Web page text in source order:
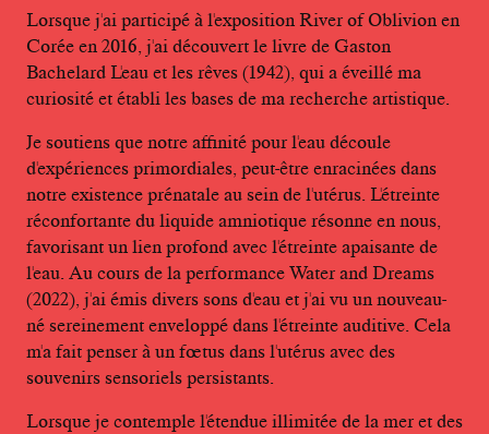
Lorsque j'ai participé à l'exposition River of Oblivion en
Corée en 2016, j'ai découvert le livre de Gaston
Bachelard L'eau et les rêves (1942), qui a éveillé ma
curiosité et établi les bases de ma recherche artistique.
Je soutiens que notre affinité pour l'eau découle
d'expériences primordiales, peut-être enracinées dans
notre existence prénatale au sein de l'utérus. L'étreinte
réconfortante du liquide amniotique résonne en nous,
favorisant un lien profond avec l'étreinte apaisante de
l'eau. Au cours de la performance Water and Dreams
(2022), j'ai émis divers sons d'eau et j'ai vu un nouveau-
né sereinement enveloppé dans l'étreinte auditive. Cela
m'a fait penser à un fœtus dans l'utérus avec des
souvenirs sensoriels persistants.
Lorsque je contemple l'étendue illimitée de la mer et des